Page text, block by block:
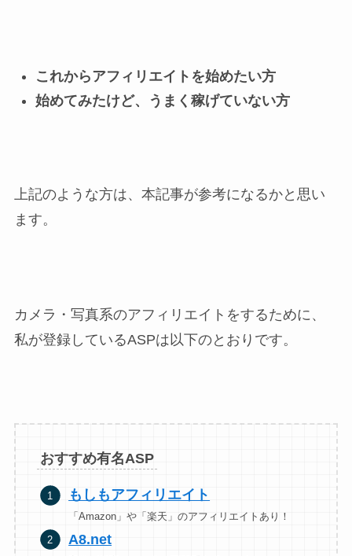
これからアフィリエイトを始めたい方
始めてみたけど、うまく稼げていない方
上記のような方は、本記事が参考になるかと思い
ます。
カメラ・写真系のアフィリエイトをするために、
私が登録しているASPは以下のとおりです。
おすすめ有名ASP
もしもアフィリエイト
「Amazon」や「楽天」のアフィリエイトあり！
A8.net